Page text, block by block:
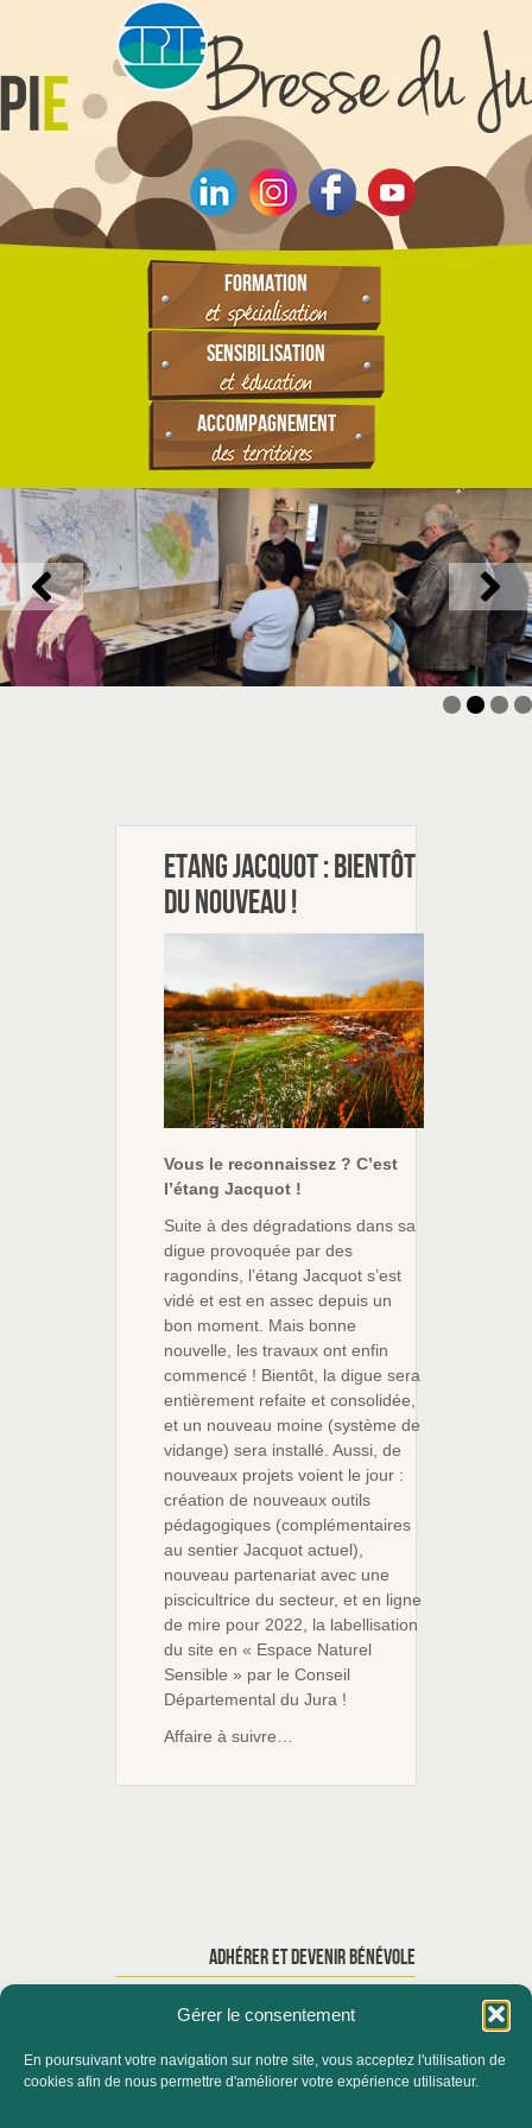
Gérer le consentement
En poursuivant votre navigation sur notre site, vous acceptez l'utilisation de
cookies afin de nous permettre d'améliorer votre expérience utilisateur.
FORMATION
SENSIBILISATION
ACCOMPAGNEMENT
Etang Jacquot : bientôt
du nouveau !
Vous le reconnaissez ? C’est
l’étang Jacquot !
Suite à des dégradations dans sa
digue provoquée par des
ragondins, l’étang Jacquot s’est
vidé et est en assec depuis un
bon moment. Mais bonne
nouvelle, les travaux ont enfin
commencé ! Bientôt, la digue sera
entièrement refaite et consolidée,
et un nouveau moine (système de
vidange) sera installé. Aussi, de
nouveaux projets voient le jour :
création de nouveaux outils
pédagogiques (complémentaires
au sentier Jacquot actuel),
nouveau partenariat avec une
piscicultrice du secteur, et en ligne
de mire pour 2022, la labellisation
du site en « Espace Naturel
Sensible » par le Conseil
Départemental du Jura !
Affaire à suivre…
ADHÉRER ET DEVENIR BÉNÉVOLE
ACCUEIL
QUI SOMMES-NOUS ?